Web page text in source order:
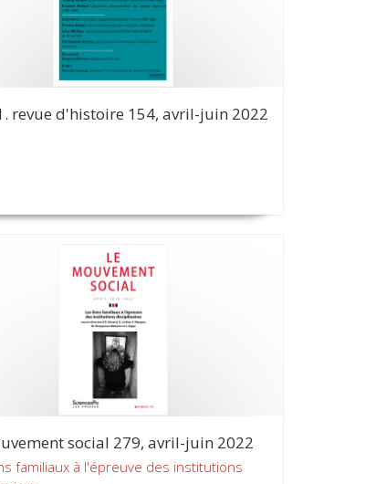
revue d'histoire 154, avril-juin 2022
social 279, avril-juin 2022
familiaux à l'épreuve des institutions